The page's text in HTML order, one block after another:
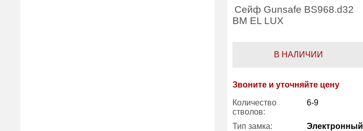
Сейф Gunsafe BS968.d32
BM EL LUX
В НАЛИЧИИ
Звоните и уточняйте цену
Количество
стволов:
6-9
Тип замка: Электронный